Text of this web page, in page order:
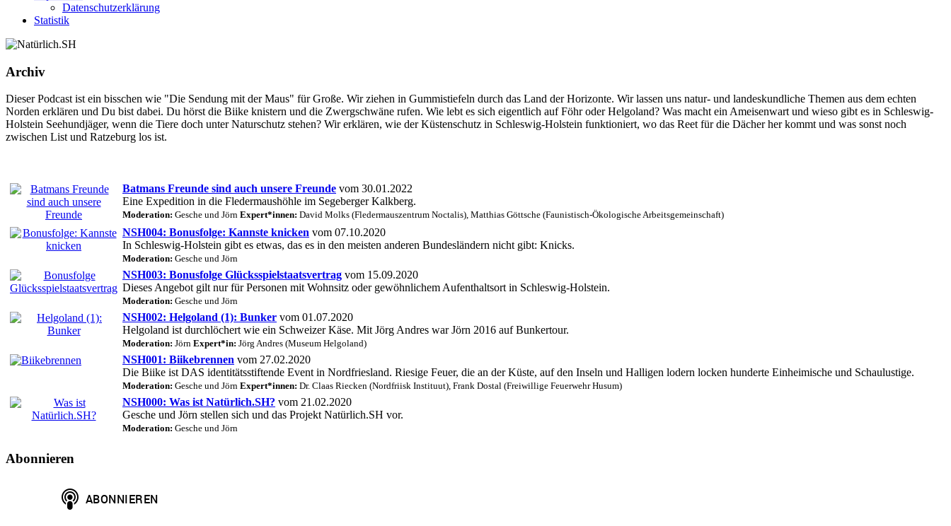
Datenschutzerklärung
Statistik
Archiv
Dieser Podcast ist ein bisschen wie "Die Sendung mit der Maus" für Große. Wir ziehen in Gummistiefeln durch das Land der Horizonte. Wir lassen uns natur- und landeskundliche Themen aus dem echten
Norden erklären und Du bist dabei. Du hörst die Biike knistern und die Zwergschwäne rufen. Wie lebt es sich eigentlich auf Föhr oder Helgoland? Was macht ein Ameisenwart und wieso gibt es in Schleswig-
Holstein Seehundjäger, wenn die Tiere doch unter Naturschutz stehen? Wir erklären, wie der Küstenschutz in Schleswig-Holstein funktioniert, wo das Reet für die Dächer her kommt und was sonst noch
zwischen List und Ratzeburg los ist.
Batmans Freunde sind auch unsere Freunde vom 30.01.2022
Eine Expedition in die Fledermaushöhle im Segeberger Kalkberg.
Moderation: Gesche und Jörn Expert*innen: David Molks (Fledermauszentrum Noctalis), Matthias Göttsche (Faunistisch-Ökologische Arbeitsgemeinschaft)
NSH004: Bonusfolge: Kannste knicken vom 07.10.2020
In Schleswig-Holstein gibt es etwas, das es in den meisten anderen Bundesländern nicht gibt: Knicks.
Moderation: Gesche und Jörn
NSH003: Bonusfolge Glücksspielstaatsvertrag vom 15.09.2020
Dieses Angebot gilt nur für Personen mit Wohnsitz oder gewöhnlichem Aufenthaltsort in Schleswig-Holstein.
Moderation: Gesche und Jörn
NSH002: Helgoland (1): Bunker vom 01.07.2020
Helgoland ist durchlöchert wie ein Schweizer Käse. Mit Jörg Andres war Jörn 2016 auf Bunkertour.
Moderation: Jörn Expert*in: Jörg Andres (Museum Helgoland)
NSH001: Biikebrennen vom 27.02.2020
Die Biike ist DAS identitätsstiftende Event in Nordfriesland. Riesige Feuer, die an der Küste, auf den Inseln und Halligen lodern locken hunderte Einheimische und Schaulustige.
Moderation: Gesche und Jörn Expert*innen: Dr. Claas Riecken (Nordfriisk Instituut), Frank Dostal (Freiwillige Feuerwehr Husum)
NSH000: Was ist Natürlich.SH? vom 21.02.2020
Gesche und Jörn stellen sich und das Projekt Natürlich.SH vor.
Moderation: Gesche und Jörn
Abonnieren